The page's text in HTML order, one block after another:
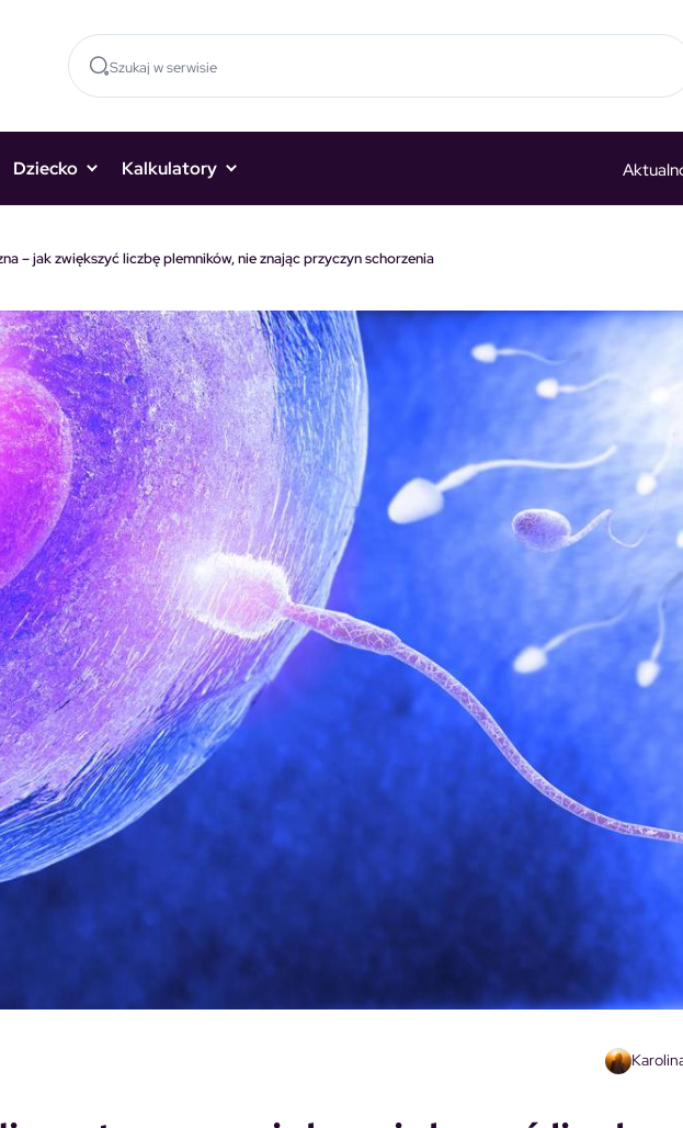
Dziecko Kalkulatory
– jak zwiększyć liczbę plemników, nie znając przyczyn schorzenia